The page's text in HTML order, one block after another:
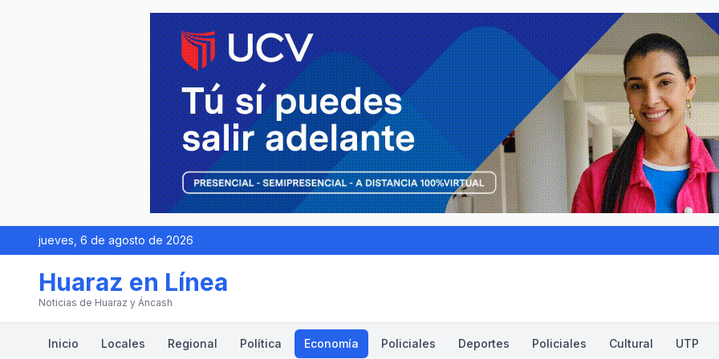
jueves, 6 de agosto de 2026
Huaraz en Línea
Noticias de Huaraz y Áncash
Inicio Locales Regional Política Economía Policiales Deportes Policiales Cultural UTP